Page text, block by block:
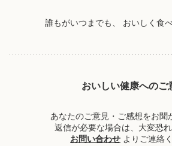
誰もがいつまでも、 おいしく食
おいしい健康へのご
あなたのご意見・ご感想をお聞
返信が必要な場合は、大変恐
お問い合わせ よりご連絡